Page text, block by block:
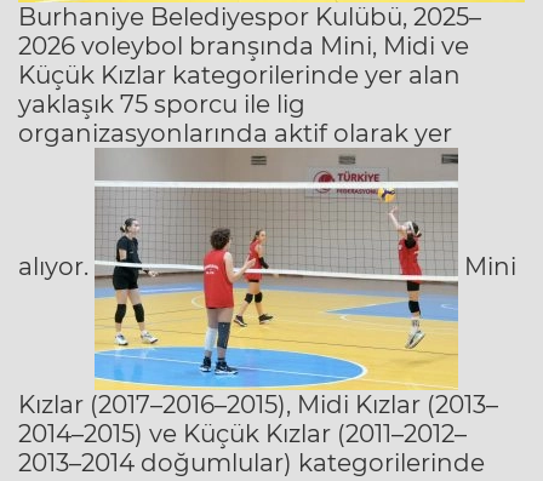
Burhaniye Belediyespor Kulübü, 2025–
2026 voleybol branşında Mini, Midi ve
Küçük Kızlar kategorilerinde yer alan
yaklaşık 75 sporcu ile lig
organizasyonlarında aktif olarak yer
alıyor. Mini
Kızlar (2017–2016–2015), Midi Kızlar (2013–
2014–2015) ve Küçük Kızlar (2011–2012–
2013–2014 doğumlular) kategorilerinde